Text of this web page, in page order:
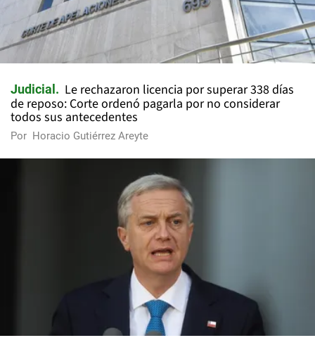
Judicial
Le rechazaron licencia por superar 338 días
de reposo: Corte ordenó pagarla por no considerar
todos sus antecedentes
Por Horacio Gutiérrez Areyte